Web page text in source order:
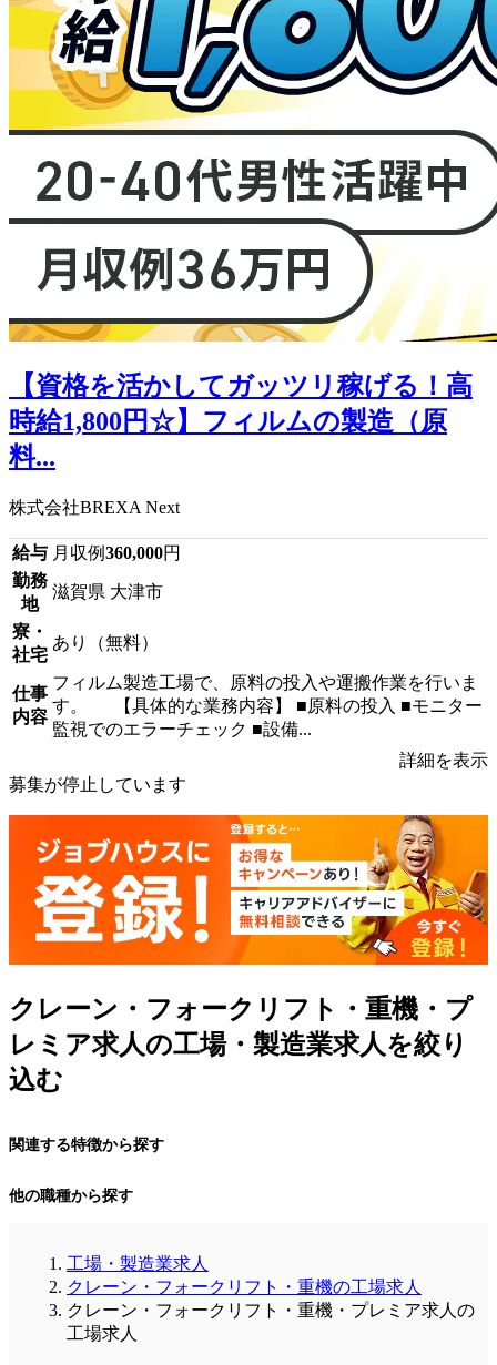
【資格を活かしてガッツリ稼げる！高
時給1,800円☆】フィルムの製造（原
料...
株式会社BREXA Next
給与 月収例360,000円
勤務
地
滋賀県 大津市
寮・
社宅
あり（無料）
仕事
内容
フィルム製造工場で、原料の投入や運搬作業を行いま
す。 【具体的な業務内容】 ■原料の投入 ■モニター
監視でのエラーチェック ■設備...
詳細を表示
募集が停止しています
クレーン・フォークリフト・重機・プ
レミア求人の工場・製造業求人を絞り
込む
関連する特徴から探す
他の職種から探す
工場・製造業求人
クレーン・フォークリフト・重機の工場求人
クレーン・フォークリフト・重機・プレミア求人の
工場求人